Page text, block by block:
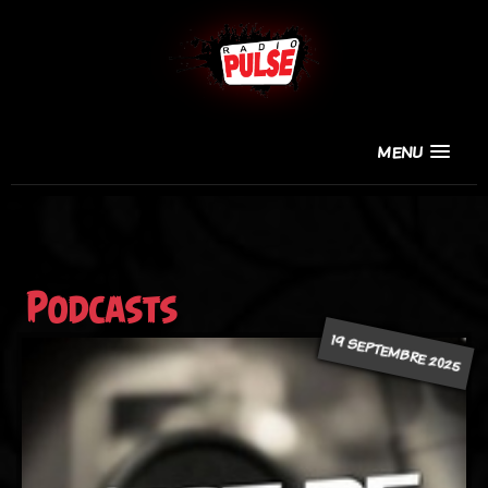
MENU
Podcasts
19 SEPTEMBRE 2025